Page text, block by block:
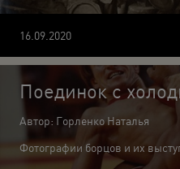
16.09.2020
Поединок с
Автор: Горленко Наталья
Фотографии борцов и их